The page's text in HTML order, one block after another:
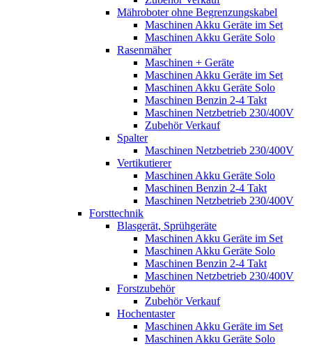
Mähroboter ohne Begrenzungskabel
Maschinen Akku Geräte im Set
Maschinen Akku Geräte Solo
Rasenmäher
Maschinen + Geräte
Maschinen Akku Geräte im Set
Maschinen Akku Geräte Solo
Maschinen Benzin 2-4 Takt
Maschinen Netzbetrieb 230/400V
Zubehör Verkauf
Spalter
Maschinen Netzbetrieb 230/400V
Vertikutierer
Maschinen Akku Geräte Solo
Maschinen Benzin 2-4 Takt
Maschinen Netzbetrieb 230/400V
Forsttechnik
Blasgerät, Sprühgeräte
Maschinen Akku Geräte im Set
Maschinen Akku Geräte Solo
Maschinen Benzin 2-4 Takt
Maschinen Netzbetrieb 230/400V
Forstzubehör
Zubehör Verkauf
Hochentaster
Maschinen Akku Geräte im Set
Maschinen Akku Geräte Solo